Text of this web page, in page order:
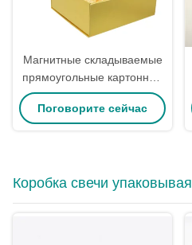
Магнитные складываемые
прямоугольные картонные
складываемые коробки для
упаковки вин для
Поговорите сейчас
Коробка свечи упаковывая